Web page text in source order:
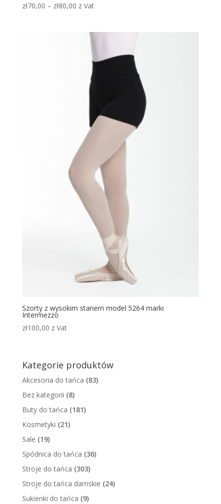
zł70,00 – zł80,00Zakres
zł70,00
zł80,00
z Vat
Szorty z wysokim stanem model 5264 marki
Intermezzo
zł100,00 z Vat
Kategorie produktów
Akcesoria do tańca (83)
Bez kategorii (8)
Buty do tańca (181)
Kosmetyki (21)
Sale (19)
Spódnica do tańca (36)
Stroje do tańca (303)
Stroje do tańca damskie (24)
Sukienki do tańca (9)